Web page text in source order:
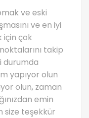
ve eski
ve en iyi
için çok
takip
durumda
yapıyor olun
olun, zaman
emin
size teşekkür